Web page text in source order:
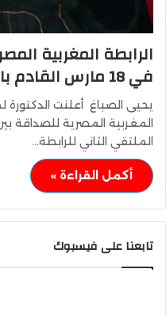
الرابطة المغربية
في 18 مارس القادم بالقاهرة
يحيى الصباغ أعلنت الدكتورة
المغربية المصرية للصداقة
الملتقي الثاني للرابطة…
أكمل القراءة »
تابعنا على فيسبوك